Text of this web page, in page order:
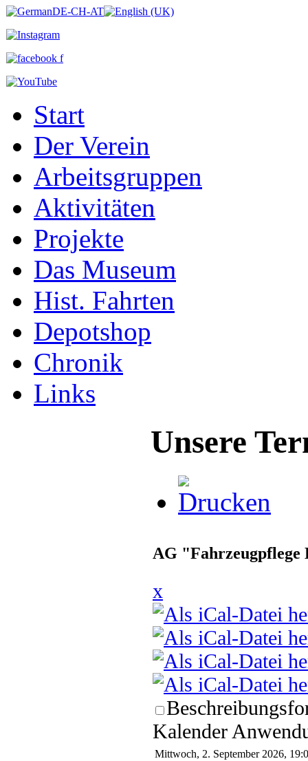
Start
Der Verein
Arbeitsgruppen
Aktivitäten
Projekte
Das Museum
Hist. Fahrten
Depotshop
Chronik
Links
Unsere
AG "Fahrzeugpflege
x
Kalender
Mittwoch, 2. September 2026,